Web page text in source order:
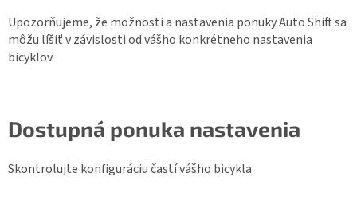
Upozorňujeme, že možnosti a nastavenia ponuky Auto Shift sa
môžu líšiť v závislosti od vášho konkrétneho nastavenia
bicyklov.
Dostupná ponuka nastavenia
Skontrolujte konfiguráciu častí vášho bicykla